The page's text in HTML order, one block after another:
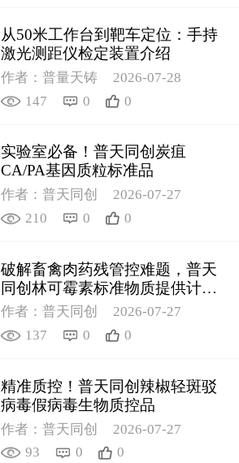
从50米工作台到靶车定位：手持
激光测距仪检定装置介绍
作者：普量天铸
2026-07-28
147
0 0
实验室必备！普天同创炭疽
CA/PA基因质粒标准品
作者：普天同创
2026-07-27
210
0 0
破解畜禽肉药残管控难题，普天
同创林可霉素标准物质提供计量
支撑
作者：普天同创
2026-07-27
137
0 0
精准质控！普天同创辣椒轻斑驳
病毒假病毒生物质控品
作者：普天同创
2026-07-27
93
0 0